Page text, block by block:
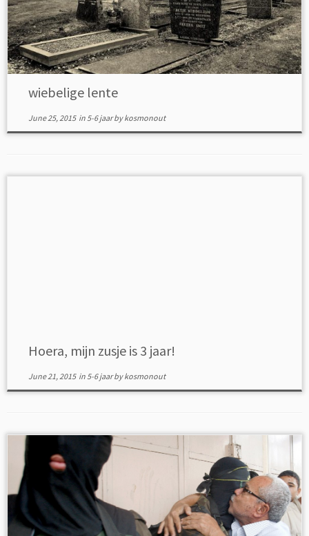
wiebelige lente
June 25, 2015in 5-6 jaarbykosmonout
Hoera, mijn zusje is 3 jaar!
June 21, 2015in 5-6 jaarbykosmonout